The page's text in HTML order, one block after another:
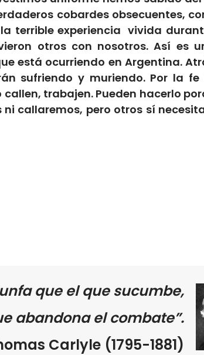
cobardes obsecuentes,
terrible experiencia vivida
otros con nosotros. Así es
está ocurriendo en Argentina.
sufriendo y muriendo. Por la
trabajen. Pueden hacerlo
callaremos, pero otros sí
que el que sucumbe,
abandona el combate”.
Carlyle (1795-1881)